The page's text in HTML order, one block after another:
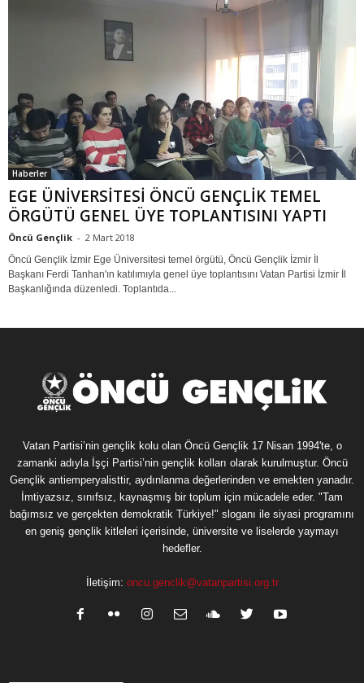
Haberler
EGE ÜNİVERSİTESİ ÖNCÜ GENÇLİK TEMEL
ÖRGÜTÜ GENEL ÜYE TOPLANTISINI YAPTI
Öncü Gençlik - 2 Mart 2018
Öncü Gençlik İzmir Ege Üniversitesi temel örgütü, Öncü Gençlik İzmir İl
Başkanı Ferdi Tanhan'ın katılımıyla genel üye toplantısını Vatan Partisi İzmir İl
Başkanlığında düzenledi. Toplantıda...
Vatan Partisi’nin gençlik kolu olan Öncü Gençlik 17 Nisan 1994'te, o
zamanki adıyla İşçi Partisi’nin gençlik kolları olarak kurulmuştur. Öncü
Gençlik antiemperyalisttir, aydınlanma değerlerinden ve emekten yanadır.
İmtiyazsız, sınıfsız, kaynaşmış bir toplum için mücadele eder. "Tam
bağımsız ve gerçekten demokratik Türkiye!" sloganı ile siyasi programını
en geniş gençlik kitleleri içerisinde, üniversite ve liselerde yaymayı
hedefler.
İletişim: oncu.genclik@vatanpartisi.org.tr